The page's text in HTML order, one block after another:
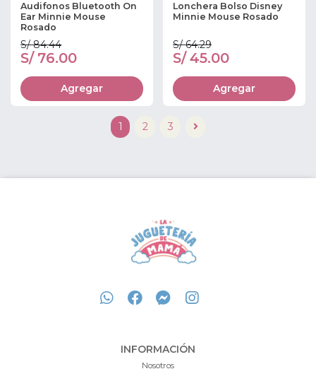
Audifonos Bluetooth On
Ear Minnie Mouse
Rosado
S/ 84.44
S/ 76.00
Agregar
Lonchera Bolso Disney
Minnie Mouse Rosado
S/ 64.29
S/ 45.00
Agregar
1 2 3
INFORMACIÓN
Nosotros